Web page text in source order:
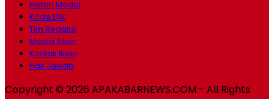
Histori Media
Kode Etik
Tim Redaksi
Media Siber
Kontak Iklan
Hak Jawab
Copyright © 2026 APAKABARNEWS.COM - All Rights